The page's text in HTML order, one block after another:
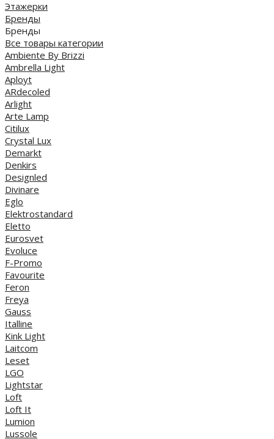
Этажерки
Бренды
Бренды
Все товары категории
Ambiente By Brizzi
Ambrella Light
Aployt
ARdecoled
Arlight
Arte Lamp
Citilux
Crystal Lux
Demarkt
Denkirs
Designled
Divinare
Eglo
Elektrostandard
Eletto
Eurosvet
Evoluce
F-Promo
Favourite
Feron
Freya
Gauss
Italline
Kink Light
Laitcom
Leset
LGO
Lightstar
Loft
Loft It
Lumion
Lussole